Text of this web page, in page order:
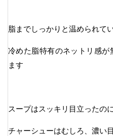
脂までしっかりと温められて
冷めた脂特有のネットリ感が
ます
スープはスッキリ目立ったのに
チャーシューはむしろ、濃い